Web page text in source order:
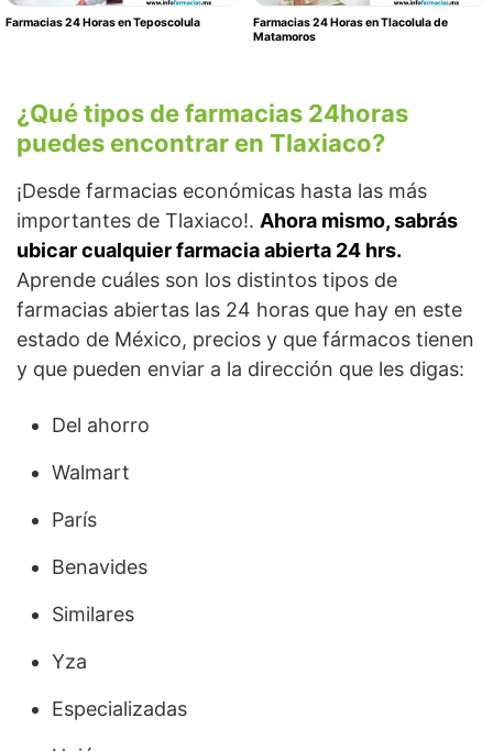
Farmacias 24 Horas en Teposcolula
Farmacias 24 Horas en Tlacolula de
Matamoros
¿Qué tipos de farmacias 24horas
puedes encontrar en Tlaxiaco?
¡Desde farmacias económicas hasta las más
importantes de Tlaxiaco!. Ahora mismo, sabrás
ubicar cualquier farmacia abierta 24 hrs.
Aprende cuáles son los distintos tipos de
farmacias abiertas las 24 horas que hay en este
estado de México, precios y que fármacos tienen
y que pueden enviar a la dirección que les digas:
Del ahorro
Walmart
París
Benavides
Similares
Yza
Especializadas